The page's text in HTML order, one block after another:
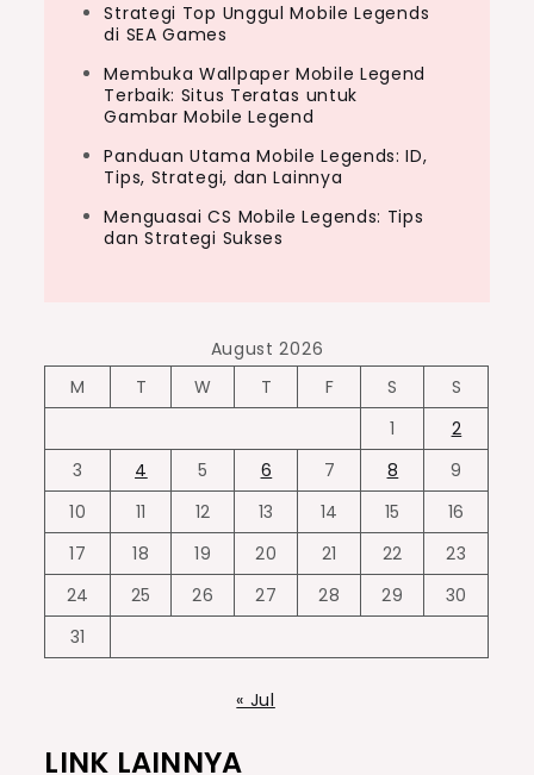
Strategi Top Unggul Mobile Legends
di SEA Games
Membuka Wallpaper Mobile Legend
Terbaik: Situs Teratas untuk
Gambar Mobile Legend
Panduan Utama Mobile Legends: ID,
Tips, Strategi, dan Lainnya
Menguasai CS Mobile Legends: Tips
dan Strategi Sukses
August 2026
M
T W T F S
S
1
2
3
4 5 6 7 8
9
10
11 12 13 14 15
16
17
18 19 20 21 22
23
24
25 26 27 28 29
30
31
« Jul
LINK LAINNYA